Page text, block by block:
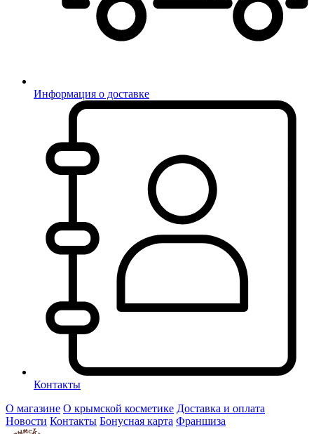
Информация о доставке
Контакты
О магазине О крымской косметике Доставка и оплата
Новости Контакты Бонусная карта Франшиза